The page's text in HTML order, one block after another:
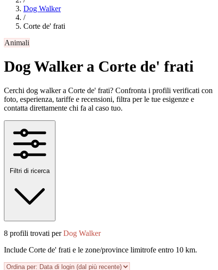
Dog Walker
/
Corte de' frati
Animali
Dog Walker a Corte de' frati
Cerchi dog walker a Corte de' frati? Confronta i profili verificati con
foto, esperienza, tariffe e recensioni, filtra per le tue esigenze e
contatta direttamente chi fa al caso tuo.
Filtri di ricerca
8 profili trovati perDog Walker
Include Corte de' frati e le zone/province limitrofe entro 10 km.